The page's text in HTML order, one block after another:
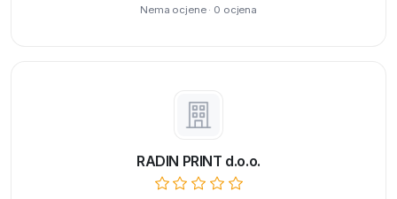
Nema ocjene · 0 ocjena
RADIN PRINT d.o.o.